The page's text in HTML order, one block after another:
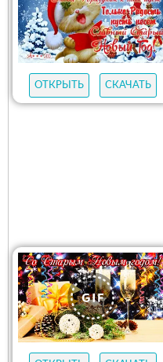
ОТКРЫТЬ СКАЧАТЬ